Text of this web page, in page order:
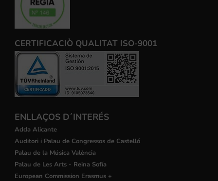
CERTIFICACIÒ QUALITAT ISO-9001
ENLLAÇOS D´INTERÉS
Adda Alicante
Auditori i Palau de Congressos de Castelló
Palau de la Música València
Palau de Les Arts - Reina Sofía
European Commission Erasmus +